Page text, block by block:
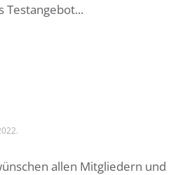
Testangebot...
.
allen Mitgliedern und